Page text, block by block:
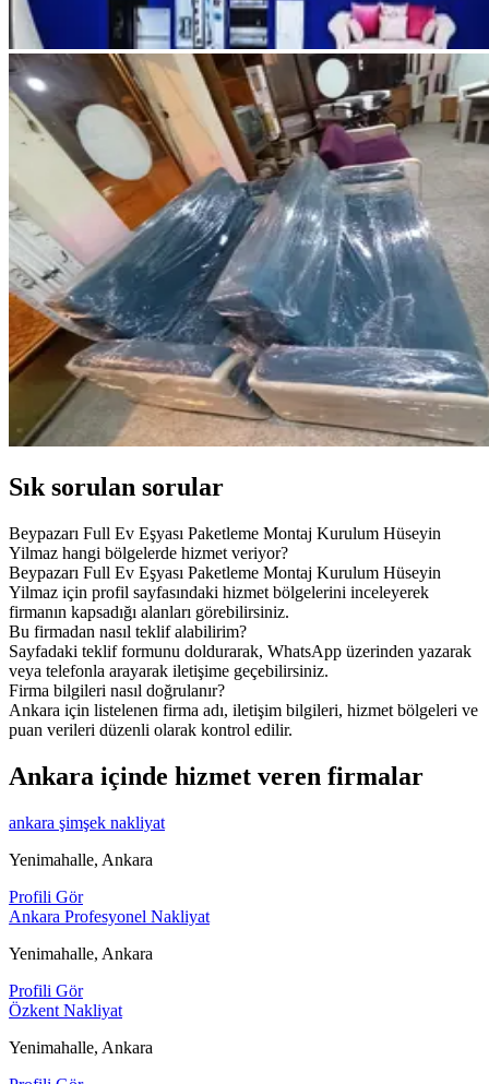
Sık sorulan sorular
Beypazarı Full Ev Eşyası Paketleme Montaj Kurulum Hüseyin
Yilmaz hangi bölgelerde hizmet veriyor?
Beypazarı Full Ev Eşyası Paketleme Montaj Kurulum Hüseyin
Yilmaz için profil sayfasındaki hizmet bölgelerini inceleyerek
firmanın kapsadığı alanları görebilirsiniz.
Bu firmadan nasıl teklif alabilirim?
Sayfadaki teklif formunu doldurarak, WhatsApp üzerinden yazarak
veya telefonla arayarak iletişime geçebilirsiniz.
Firma bilgileri nasıl doğrulanır?
Ankara için listelenen firma adı, iletişim bilgileri, hizmet bölgeleri ve
puan verileri düzenli olarak kontrol edilir.
Ankara içinde hizmet veren firmalar
ankara şimşek nakliyat
Yenimahalle, Ankara
Profili Gör
Ankara Profesyonel Nakliyat
Yenimahalle, Ankara
Profili Gör
Özkent Nakliyat
Yenimahalle, Ankara